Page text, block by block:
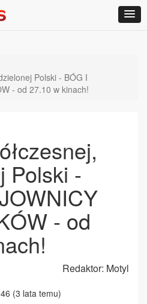
Polski - BÓG I
- od 27.10 w kinach!
Polski -
- od
Redaktor: Motyl
(3 lata temu)